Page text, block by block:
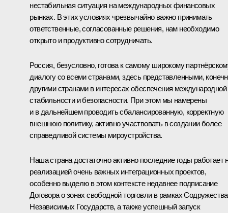
нестабильная ситуация на международных финансовых
рынках. В этих условиях чрезвычайно важно принимать
ответственные, согласованные решения, нам необходимо
открыто и продуктивно сотрудничать.
Россия, безусловно, готова к самому широкому
диалогу со всеми странами, здесь представленными,
другими странами в интересах обеспечения международной
стабильности и безопасности. При этом мы намерены
и в дальнейшем проводить сбалансированную, корректную
внешнюю политику, активно участвовать в создании более
справедливой системы мироустройства.
Наша страна достаточно активно последние годы работает
реализацией очень важных интеграционных проектов,
особенно выделю в этом контексте недавнее подписание
Договора о зонах свободной торговли в рамкахСодружества
Независимых Государств, а также успешный запуск